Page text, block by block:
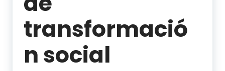
transformació
n social